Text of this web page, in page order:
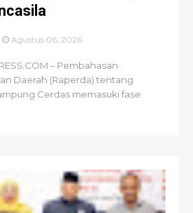
Agustus 06, 2026
– Pembahasan
Daerah (Raperda) tentang
Cerdas memasuki fase